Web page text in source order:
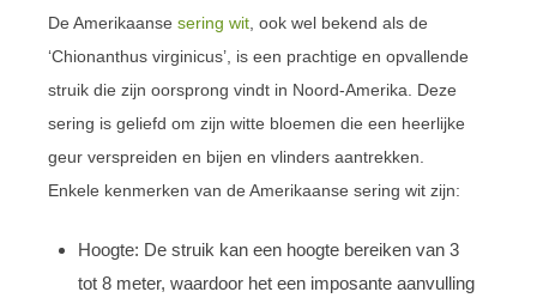
De Amerikaanse sering wit , ook wel bekend als de
‘Chionanthus virginicus’, is een prachtige en opvallende
struik die zijn oorsprong vindt in Noord-Amerika. Deze
sering is geliefd om zijn witte bloemen die een heerlijke
geur verspreiden en bijen en vlinders aantrekken.
Enkele kenmerken van de Amerikaanse sering wit zijn:
Hoogte: De struik kan een hoogte bereiken van 3
tot 8 meter, waardoor het een imposante aanvulling